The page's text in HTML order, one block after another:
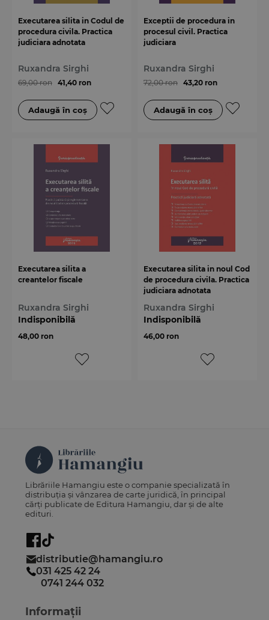
Executarea silita in Codul de
procedura civila. Practica
judiciara adnotata
Ruxandra Sirghi
69,00 ron 41,40 ron
Exceptii de procedura in
procesul civil. Practica
judiciara
Ruxandra Sirghi
72,00 ron 43,20 ron
Executarea silita a
creantelor fiscale
Ruxandra Sirghi
Indisponibilă
48,00 ron
Executarea silita in noul Cod
de procedura civila. Practica
judiciara adnotata
Ruxandra Sirghi
Indisponibilă
46,00 ron
Librăriile Hamangiu este o companie specializată în
distribuția și vânzarea de carte juridică, în principal
cărți publicate de Editura Hamangiu, dar și de alte
edituri.
distributie@hamangiu.ro
031 425 42 24
0741 244 032
Informații